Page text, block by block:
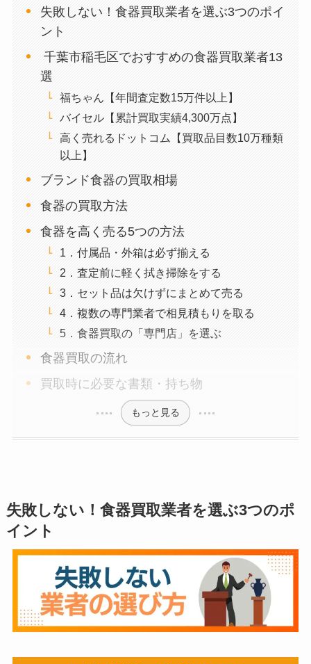
失敗しない！食器買取業者を選ぶ3つのポイ
ント
千葉市稲毛区でおすすめの食器買取業者13
選
福ちゃん【年間査定数15万件以上】
バイセル【累計買取実績4,300万点】
高く売れるドットコム【買取品目数10万種類
以上】
ブランド食器の買取相場
食器の買取方法
食器を高く売る5つの方法
1．付属品・外箱は必ず揃える
2．査定前に軽く拭き掃除をする
3．セット品は欠けずにまとめて売る
4．複数の専門業者で相見積もりを取る
5．食器買取の「専門店」を選ぶ
食器買取の流れ
買取時に必要な書類・持ち物
もっと見る
失敗しない！食器買取業者を選ぶ3つのポ
イント